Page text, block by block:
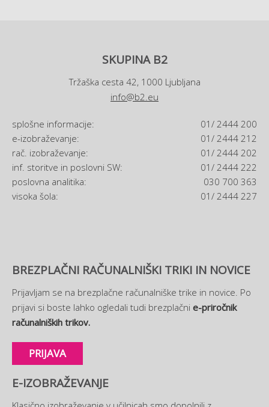
SKUPINA B2
Tržaška cesta 42, 1000 Ljubljana
info@b2.eu
splošne informacije:
01/ 2444 200
e-izobraževanje:
01/ 2444 212
rač. izobraževanje:
01/ 2444 202
inf. storitve in poslovni SW:
01/ 2444 222
poslovna analitika:
030 700 363
visoka šola:
01/ 2444 227
BREZPLAČNI RAČUNALNIŠKI TRIKI IN NOVICE
Prijavljam se na brezplačne računalniške trike in novice. Po
prijavi si boste lahko ogledali tudi brezplačni e-priročnik
računalniških trikov.
PRIJAVA
E-IZOBRAŽEVANJE